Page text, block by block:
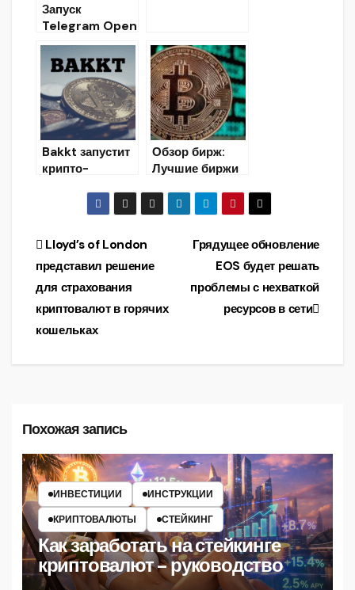
Запуск
Telegram Open
Network (TON)
планируют
отложить до 30
апреля 2020
года
Bakkt запустит
крипто-
приложение в
года
Обзор бирж:
Лучшие биржи
(Часть 1)
Навигация
по
записям
Грядущее обновление
EOS будет решать
проблемы с нехваткой
ресурсов в сети
Lloyd’s of London
представил решение
для страхования
криптовалют в горячих
кошельках
Похожая запись
ИНВЕСТИЦИИ
ИНСТРУКЦИИ
КРИПТОВАЛЮТЫ
СТЕЙКИНГ
Как заработать на стейкинге
криптовалют – руководство